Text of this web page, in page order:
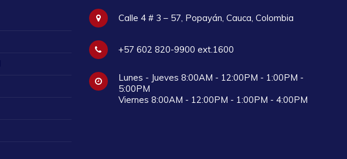
Calle 4 # 3 – 57, Popayán, Cauca, Colombia
+57 602 820-9900 ext.1600
Lunes - Jueves 8:00AM - 12:00PM - 1:00PM -
5:00PM
Viernes 8:00AM - 12:00PM - 1:00PM - 4:00PM